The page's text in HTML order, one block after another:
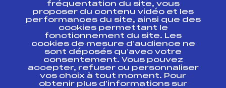
Ressources
Pass’Neige
Projet sportif fédéral
Projet de performance fédéral
Antidopage
Pôle Développement, Formation, Suivi
Scientifique
Listes ministérielles
fréquentation du site, vous
proposer du contenu vidéo et les
performances du site, ainsi que des
cookies permettant le
fonctionnement du site. Les
cookies de mesure d’audience ne
sont déposés qu’avec votre
consentement. Vous pouvez
accepter, refuser ou personnaliser
vos choix à tout moment. Pour
obtenir plus d'informations sur